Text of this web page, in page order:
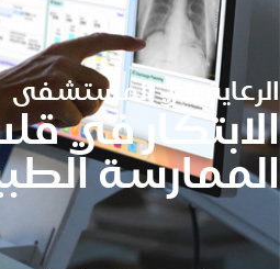
الرعاية
الصحية
الرعاية في المستشفى
الابتكار في
الممارسة